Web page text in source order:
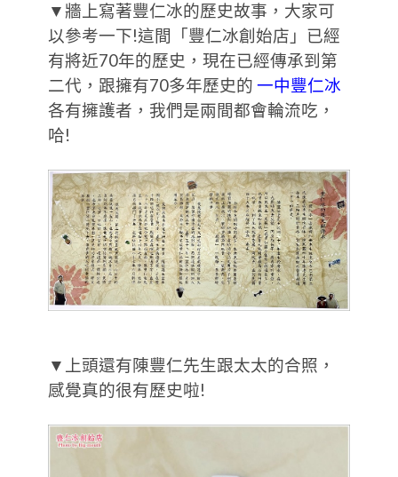
▼牆上寫著豐仁冰的歷史故事，大家可
以參考一下!這間「豐仁冰創始店」已經
有將近70年的歷史，現在已經傳承到第
二代，跟擁有70多年歷史的 一中豐仁冰
各有擁護者，我們是兩間都會輪流吃，
哈!
▼上頭還有陳豐仁先生跟太太的合照，
感覺真的很有歷史啦!